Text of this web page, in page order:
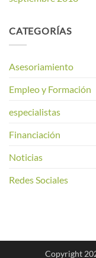
CATEGORÍAS
Asesoriamiento
Empleo y Formación
especialistas
Financiación
Noticias
Redes Sociales
Copyright